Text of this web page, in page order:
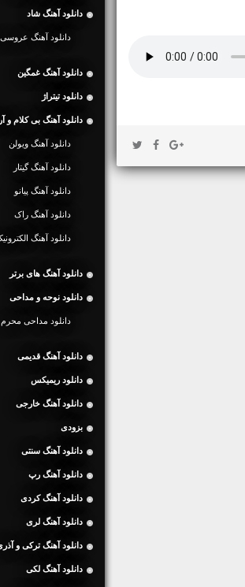
دانلود آهنگ شاد
دانلود آهنگ
دانلود آهنگ غمگین
دانلود تیتراژ
دانلود آهنگ بی کلام
دانلود آهنگ ویولن
دانلود آهنگ گیتار
دانلود آهنگ پیانو
دانلود آهنگ راک
دانلود آهنگ
دانلود آهنگ های برتر
دانلود نوحه و مداحی
دانلود مداحی محرم
دانلود آهنگ قدیمی
دانلود ریمیکس
دانلود آهنگ خارجی
بزودی
دانلود آهنگ سنتی
دانلود آهنگ رپ
دانلود آهنگ کردی
دانلود آهنگ لری
دانلود آهنگ ترکی و
دانلود آهنگ لکی